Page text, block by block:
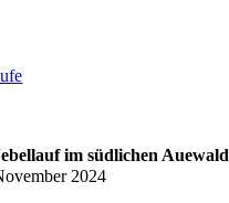
im südlichen Auewald
2024